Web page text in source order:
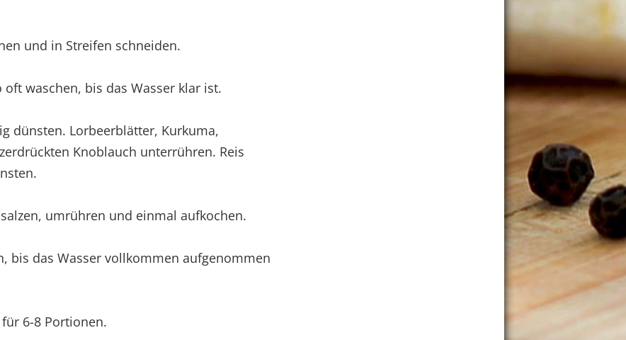
und in Streifen schneiden.
waschen, bis das Wasser klar ist.
dünsten. Lorbeerblätter, Kurkuma,
Knoblauch unterrühren. Reis
umrühren und einmal aufkochen.
bis das Wasser vollkommen aufgenommen
6-8 Portionen.